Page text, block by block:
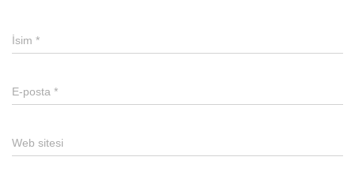
İsim *
E-posta *
Web sitesi